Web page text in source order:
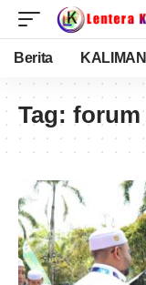
Berita
Tag: forum